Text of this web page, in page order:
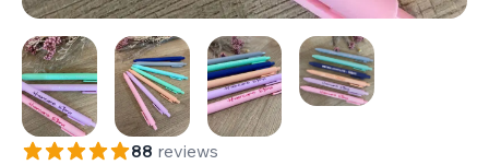
88 reviews